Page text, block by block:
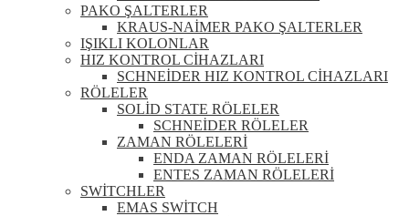
PAKO ŞALTERLER
KRAUS-NAİMER PAKO ŞALTERLER
IŞIKLI KOLONLAR
HIZ KONTROL CİHAZLARI
SCHNEİDER HIZ KONTROL CİHAZLARI
RÖLELER
SOLİD STATE RÖLELER
SCHNEİDER RÖLELER
ZAMAN RÖLELERİ
ENDA ZAMAN RÖLELERİ
ENTES ZAMAN RÖLELERİ
SWİTCHLER
EMAS SWİTCH